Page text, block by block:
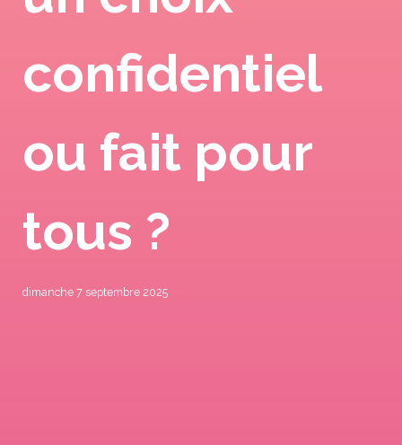
confidentiel
ou fait pour
tous ?
dimanche 7 septembre 2025